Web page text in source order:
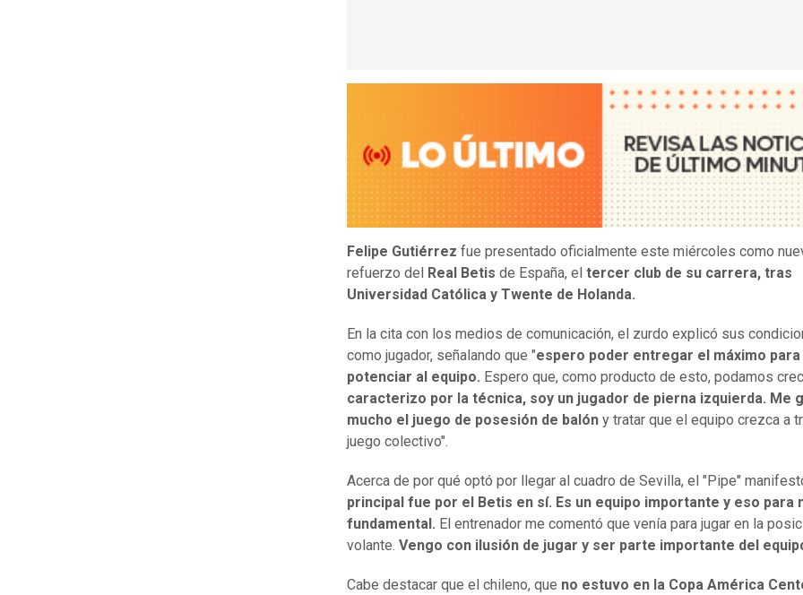
Felipe Gutiérrez fue presentado oficialmente este miércoles como
refuerzo del
Real Betis de España, el tercer club de su carrera, tras
Universidad Católica y Twente de Holanda.
En la cita con los medios de comunicación, el zurdo explicó sus
como jugador, señalando que "espero poder entregar el máximo para
potenciar al equipo. Espero que, como producto de esto, podamos
caracterizo por la técnica, soy un jugador de pierna izquierda. Me
mucho el juego de posesión de balón y tratar que el equipo crezca a
juego colectivo".
Acerca de por qué optó por llegar al cuadro de Sevilla, el "Pipe"
principal fue por el Betis en sí. Es un equipo importante y eso para
fundamental. El entrenador me comentó que venía para jugar en la
volante. Vengo con ilusión de jugar y ser parte importante del
Cabe destacar que el chileno, que no estuvo en la Copa América